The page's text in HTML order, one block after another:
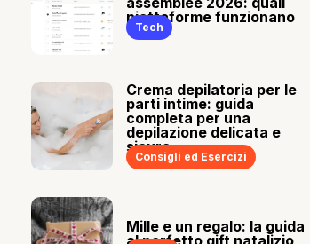
piattaforme funzionano
Tech
Crema depilatoria per le
parti intime: guida
completa per una
depilazione delicata e
sicura
Consigli ed Esercizi
Mille e un regalo: la guida
al perfetto gift natalizio